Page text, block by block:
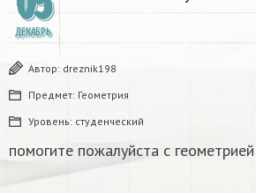
ДЕКАБРЬ
Автор: dreznik198
Предмет: Геометрия
Уровень: студенческий
помогите пожалуйста с геометрией